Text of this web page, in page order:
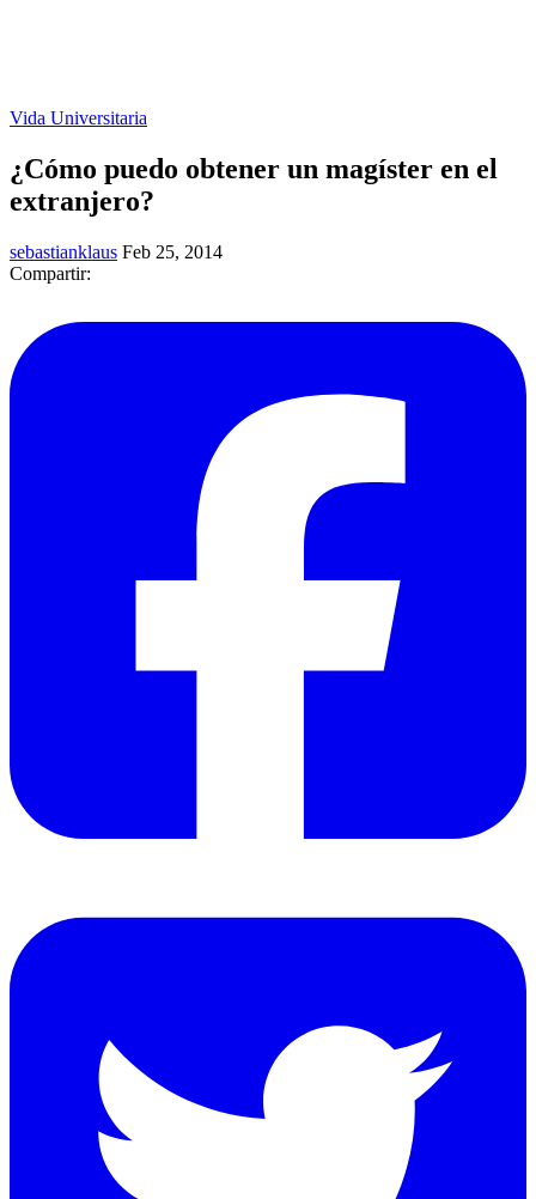
Vida Universitaria
¿Cómo puedo obtener un magíster en el
extranjero?
sebastianklaus Feb 25, 2014
Compartir: